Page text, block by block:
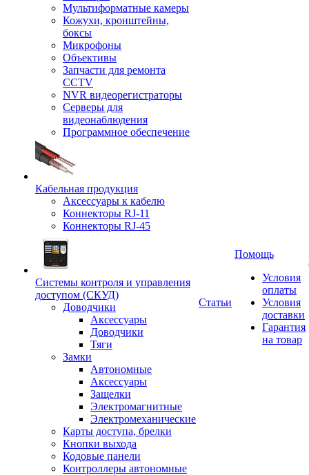
Мультиформатные камеры
Кожухи, кронштейны,
боксы
Микрофоны
Объективы
Запчасти для ремонта
CCTV
NVR видеорегистраторы
Серверы для
видеонаблюдения
Программное обеспечение
Кабельная продукция
Аксессуары к кабелю
Коннекторы RJ-11
Коннекторы RJ-45
Системы контроля и управления
доступом (СКУД)
Доводчики
Аксессуары
Доводчики
Тяги
Замки
Автономные
Аксессуары
Защелки
Электромагнитные
Электромеханические
Карты доступа, брелки
Кнопки выхода
Кодовые панели
Контроллеры автономные
Статьи
Помощь
Условия
оплаты
Условия
доставки
Гарантия
на товар